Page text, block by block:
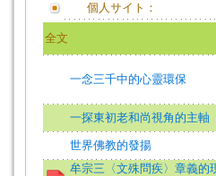
個人サイト：
全文
一念三千中的心靈環保
一探東初老和尚視角的主軸
世界佛教的發揚
牟宗三〈文殊問疾〉章義的